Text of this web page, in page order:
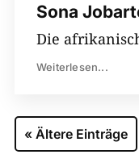
Sona
Die
Weiterlesen...
« Ältere Einträge